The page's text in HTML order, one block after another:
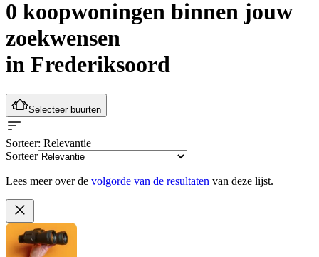
0 koopwoningen binnen jouw
zoekwensen
in Frederiksoord
Selecteer buurten
Sorteer: Relevantie
Sorteer
Lees meer over de volgorde van de resultaten van deze lijst.